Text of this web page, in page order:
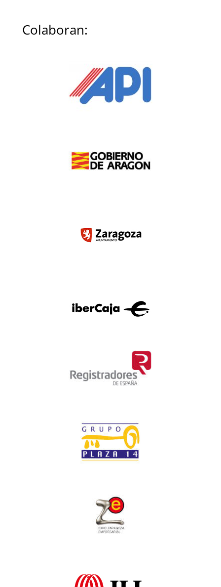
Colaboran: